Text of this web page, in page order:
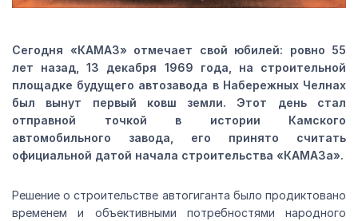
Сегодня «КАМАЗ» отмечает свой юбилей: ровно 55
лет назад, 13 декабря 1969 года, на строительной
площадке будущего автозавода в Набережных Челнах
был вынут первый ковш земли. Этот день стал
отправной точкой в истории Камского
автомобильного завода, его принято считать
официальной датой начала строительства «КАМАЗа».
Решение о строительстве автогиганта было продиктовано
временем и объективными потребностями народного